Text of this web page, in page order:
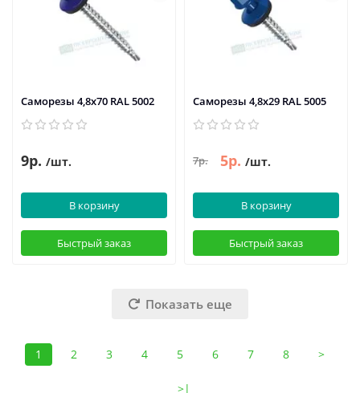
Саморезы 4,8х70 RAL 5002
9р. /шт.
В корзину
Быстрый заказ
Саморезы 4,8х29 RAL 5005
7р. 5р. /шт.
В корзину
Быстрый заказ
Показать еще
1 2 3 4 5 6 7 8 >
>|